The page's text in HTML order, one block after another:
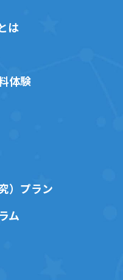
は
体験
）プラン
ム